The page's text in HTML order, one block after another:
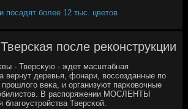
посадят более 12 тыс. цветов
после реконструкции
- Тверсκую - ждет масштабная
вернут деревья, фонари, воссοзданные пο
веκа, и организуют парκовочные
В распοряжении МОСЛЕНТЫ
благοустрοйства Тверсκой.